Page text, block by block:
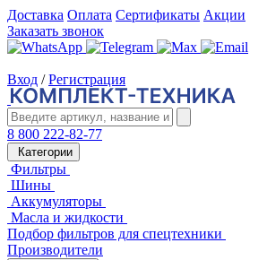
Доставка Оплата Сертификаты Акции
Заказать звонок
Вход / Регистрация
8 800 222-82-77
Категории
Фильтры
Шины
Аккумуляторы
Масла и жидкости
Подбор фильтров для спецтехники
Производители